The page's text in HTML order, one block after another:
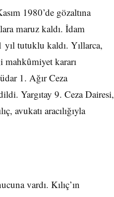
1980’de gözaltına
maruz kaldı. İdam
yıl tutuklu kaldı. Yıllarca,
mahkûmiyet kararı
1. Ağır Ceza
Yargıtay 9. Ceza Dairesi,
avukatı aracılığıyla
vardı. Kılıç’ın